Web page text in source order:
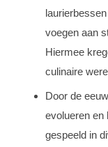
voegen aan
Hiermee
culinaire
Door de
evolueren en
gespeeld in